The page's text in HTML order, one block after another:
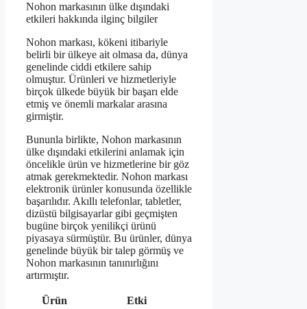
Nohon markasının ülke dışındaki
etkileri hakkında ilginç bilgiler
Nohon markası, kökeni itibariyle
belirli bir ülkeye ait olmasa da, dünya
genelinde ciddi etkilere sahip
olmuştur. Ürünleri ve hizmetleriyle
birçok ülkede büyük bir başarı elde
etmiş ve önemli markalar arasına
girmiştir.
Bununla birlikte, Nohon markasının
ülke dışındaki etkilerini anlamak için
öncelikle ürün ve hizmetlerine bir göz
atmak gerekmektedir. Nohon markası
elektronik ürünler konusunda özellikle
başarılıdır. Akıllı telefonlar, tabletler,
dizüstü bilgisayarlar gibi geçmişten
bugüne birçok yenilikçi ürünü
piyasaya sürmüştür. Bu ürünler, dünya
genelinde büyük bir talep görmüş ve
Nohon markasının tanınırlığını
artırmıştır.
Ürün Etki